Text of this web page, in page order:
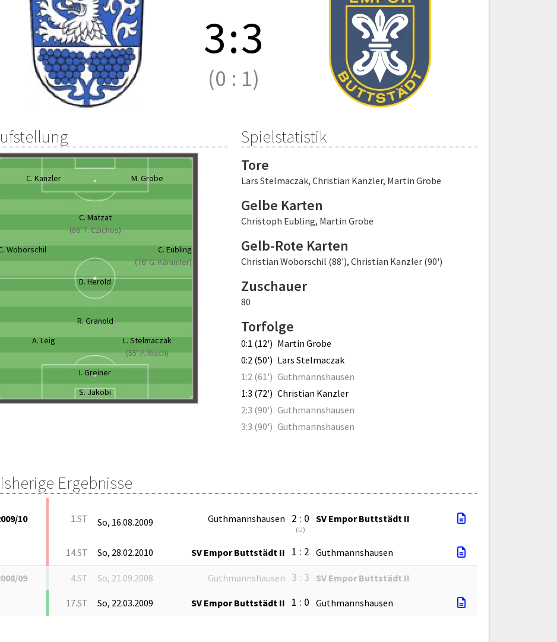
3:3
(0 : 1)
C. Kanzler M. Grobe
C. Matzat
(86' T. Czichos)
Woborschil
C. Eubling
(76' G. Kämmler)
D. Herold
R. Granold
A. Leig
L. Stelmaczak
(55' P. Risch)
I. Greiner
S. Jakobi
Spielstatistik
Tore
Lars Stelmaczak, Christian Kanzler, Martin Grobe
Gelbe Karten
Christoph Eubling, Martin Grobe
Gelb-Rote Karten
Christian Woborschil (88'), Christian Kanzler (90')
Zuschauer
80
Torfolge
0:1 (12') Martin Grobe
0:2 (50') Lars Stelmaczak
1:2 (61') Guthmannshausen
1:3 (72') Christian Kanzler
2:3 (90') Guthmannshausen
3:3 (90') Guthmannshausen
Ergebnisse
10 1.ST So, 16.08.2009 Guthmannshausen 2 : 0
(U)
SV Empor Buttstädt II
14.ST So, 28.02.2010 SV Empor Buttstädt II 1 : 2 Guthmannshausen
09 4.ST So, 21.09.2008 Guthmannshausen 3 : 3 SV Empor Buttstädt II
17.ST So, 22.03.2009 SV Empor Buttstädt II 1 : 0 Guthmannshausen